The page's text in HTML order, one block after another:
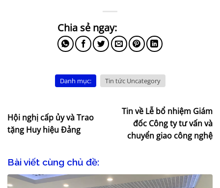
Danh mục: Tin tức Uncategory
Hội nghị cấp ủy và Trao
tặng Huy hiệu Đảng
Tin về Lễ bổ nhiệm Giám
đốc Công ty tư vấn và
chuyển giao công nghệ
Bài viết cùng chủ đề: